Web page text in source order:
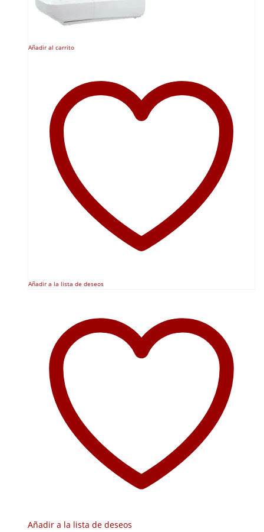
Añadir al carrito
Añadir a la lista de deseos
Añadir a la lista de deseos